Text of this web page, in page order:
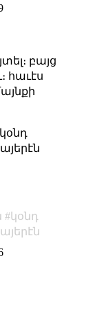
բայց
հաւէս
կօնդ